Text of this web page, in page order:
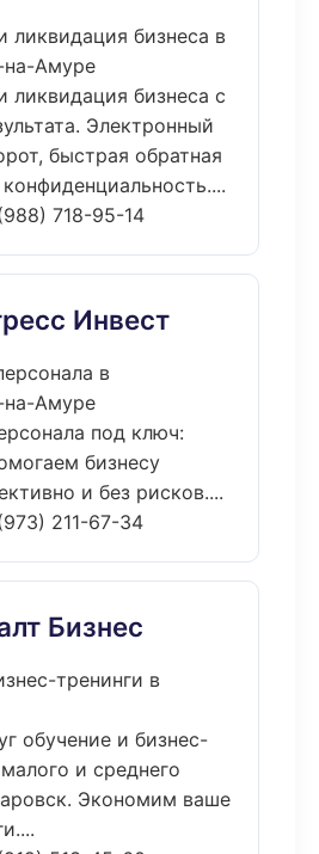
ликвидация бизнеса в
на-Амуре
ликвидация бизнеса с
Электронный
быстрая обратная
718-95-14
Инвест
в
на-Амуре
под ключ:
бизнесу
и без рисков....
211-67-34
Бизнес
тренинги в
обучение и бизнес-
и среднего
Экономим ваше